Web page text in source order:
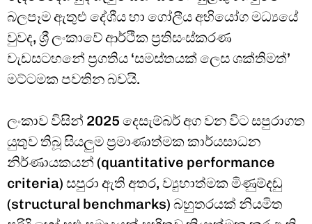
බලපෑම ඇතුළු දේශීය හා ගෝලීය අභියෝග මධ්‍යයේ
වුවද, ශ්‍රී ලංකාවේ ආර්ථික ප්‍රතිසංස්කරණ
වැඩසටහනේ ප්‍රගතිය ‘සමස්තයක් ලෙස ශක්තිමත්’
මට්ටමක පවතින බවයි.
ලංකාව විසින් 2025 දෙසැම්බර් අග වන විට සපුරාගත
යුතුව තිබූ සියලුම ප්‍රමාණාත්මක කාර්යසාධන
නිර්ණායකයන් (quantitative performance
criteria) සපුරා ඇති අතර, ව්‍යුහාත්මක මිණුම්දඬු
(structural benchmarks) බහුතරයක් නියමිත